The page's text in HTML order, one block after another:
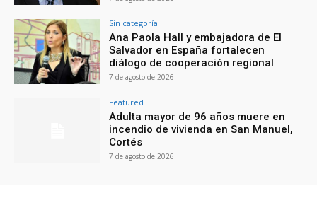
Sin categoría
Ana Paola Hall y embajadora de El
Salvador en España fortalecen
diálogo de cooperación regional
7 de agosto de 2026
Featured
Adulta mayor de 96 años muere en
incendio de vivienda en San Manuel,
Cortés
7 de agosto de 2026